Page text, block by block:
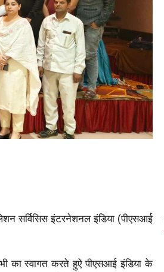
सर्विसिस इंटरनेशनल इंडिया (पीएसआई
का स्वागत करते हुऐ पीएसआई इंडिया के